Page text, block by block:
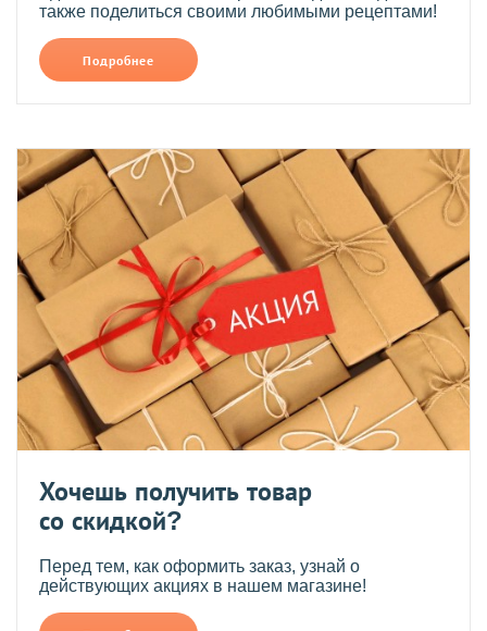
также поделиться своими любимыми рецептами!
Подробнее
Хочешь получить товар
со скидкой?
Перед тем, как оформить заказ, узнай о
действующих акциях в нашем магазине!